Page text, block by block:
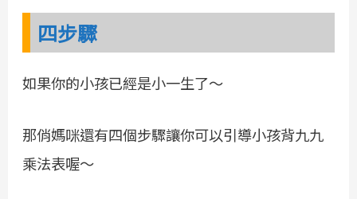
四步驟
如果你的小孩已經是小一生了～
那俏媽咪還有四個步驟讓你可以引導小孩背九九
乘法表喔～